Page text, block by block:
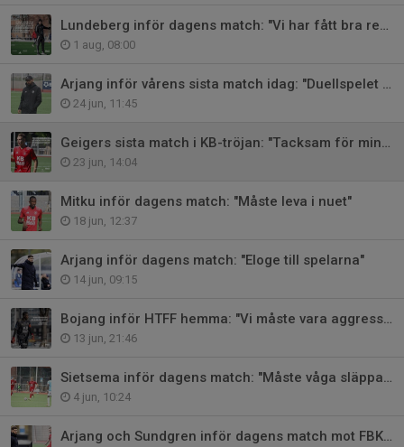
Lundeberg inför dagens match: "Vi har fått bra respons"
1 aug, 08:00
Arjang inför vårens sista match idag: "Duellspelet blir viktigt"
24 jun, 11:45
Geigers sista match i KB-tröjan: "Tacksam för min tid här"
23 jun, 14:04
Mitku inför dagens match: "Måste leva i nuet"
18 jun, 12:37
Arjang inför dagens match: "Eloge till spelarna"
14 jun, 09:15
Bojang inför HTFF hemma: "Vi måste vara aggressiva"
13 jun, 21:46
Sietsema inför dagens match: "Måste våga släppa loss"
4 jun, 10:24
Arjang och Sundgren inför dagens match mot FBK Karlstad